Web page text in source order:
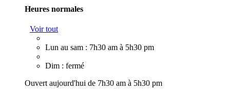
Heures normales
Voir tout
Lun au sam : 7h30 am à 5h30 pm
Dim : fermé
Ouvert aujourd'hui de 7h30 am à 5h30 pm